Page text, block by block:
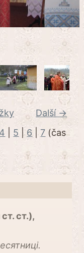
Další →
4 5 |6 7 (čas
ст.),